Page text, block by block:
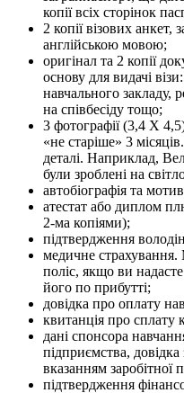
копії всіх сторінок
2 копії візових
англійською мовою;
оригінал та 2 копії
основу для видачі
навчального закладу,
на співбесіду тощо;
3 фотографії (3,4 Х
«не старіше» 3
деталі. Наприклад,
були зроблені на
автобіографія та
атестат або диплом
2-ма копіями);
підтвердження
медичне страхування.
поліс, якщо ви
його по прибутті;
довідка про оплату
квитанція про сплату
дані спонсора
підприємства, довідка
вказанням заробітної
підтвердження